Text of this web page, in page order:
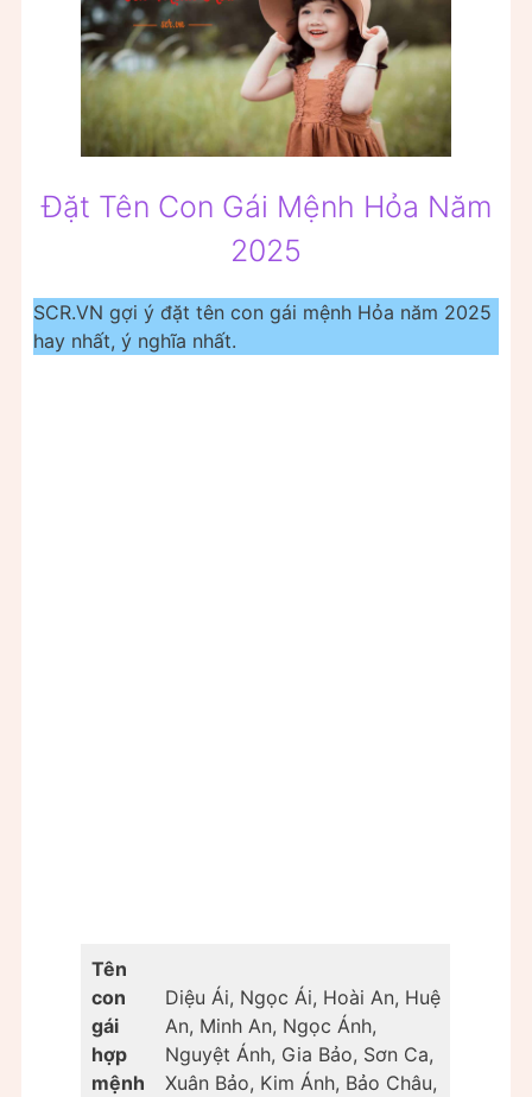
Đặt Tên Con Gái Mệnh Hỏa Năm
2025
SCR.VN gợi ý đặt tên con gái mệnh Hỏa năm 2025
hay nhất, ý nghĩa nhất.
Tên
con
gái
hợp
mệnh
Diệu Ái, Ngọc Ái, Hoài An, Huệ
An, Minh An, Ngọc Ánh,
Nguyệt Ánh, Gia Bảo, Sơn Ca,
Xuân Bảo, Kim Ánh, Bảo Châu,